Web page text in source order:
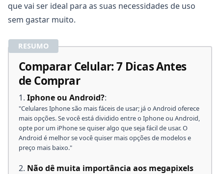
que vai ser ideal para as suas necessidades de uso
sem gastar muito.
RESUMO
Comparar Celular: 7 Dicas Antes
de Comprar
Iphone ou Android?:
"Celulares Iphone são mais fáceis de usar; já o Android oferece
mais opções. Se você está dividido entre o Iphone ou Android,
opte por um iPhone se quiser algo que seja fácil de usar. O
Android é melhor se você quiser mais opções de modelos e
preço mais baixo."
Não dê muita importância aos megapixels
Copiar